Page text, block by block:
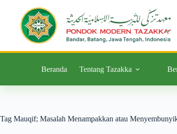
Beranda Tentang Tazakka
Tag Mauqif; Masalah Menampakkan atau